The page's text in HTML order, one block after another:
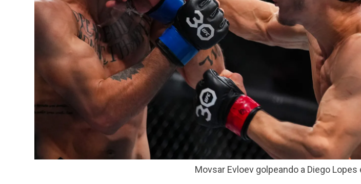
Movsar Evloev golpeando a Diego Lopes